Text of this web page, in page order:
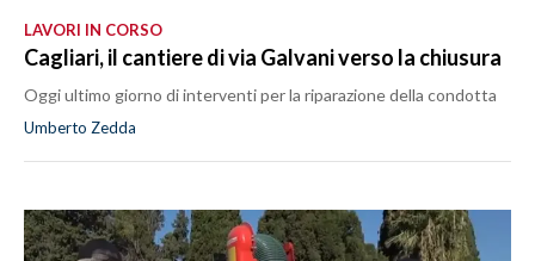
LAVORI IN CORSO
Cagliari, il cantiere di via Galvani verso la chiusura
Oggi ultimo giorno di interventi per la riparazione della condotta
Umberto Zedda